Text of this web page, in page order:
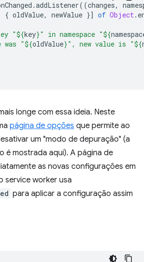
.addListener((changes,
{ oldValue, newValue }] of Object.
"${key}" in namespace "${
was "${oldValue}", new value is "${
longe com essa ideia. Neste
página de opções que permite ao
um "modo de depuração" (a
é mostrada aqui). A página de
as novas configurações em
service worker usa
para aplicar a configuração assim